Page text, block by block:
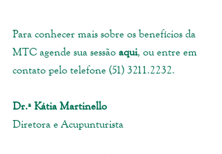
Para conhecer mais sobre os benefícios da
MTC agende sua sessão aqui, ou entre em
contato pelo telefone (51) 3211.2232.
Dr.ª Kátia Martinello
Diretora e Acupunturista